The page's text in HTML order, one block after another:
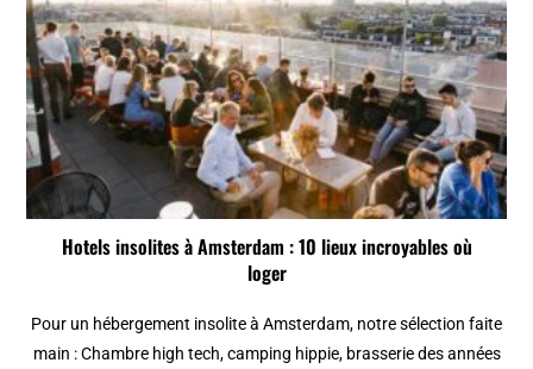
Hotels insolites à Amsterdam : 10 lieux incroyables où
loger
Pour un hébergement insolite à Amsterdam, notre sélection faite
main : Chambre high tech, camping hippie, brasserie des années